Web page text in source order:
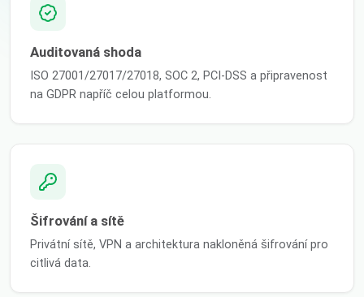
Auditovaná shoda
ISO 27001/27017/27018, SOC 2, PCI-DSS a připravenost
na GDPR napříč celou platformou.
Šifrování a sítě
Privátní sítě, VPN a architektura nakloněná šifrování pro
citlivá data.